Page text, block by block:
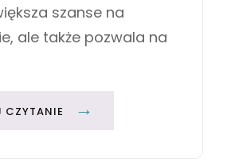
E
S
szanse na
ale także pozwala na
CZYTANIE
Z